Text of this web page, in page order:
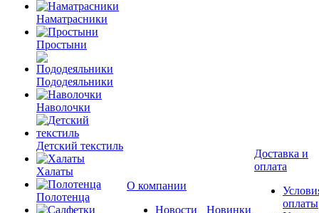
Наматрасники
Простыни
Пододеяльники
Наволочки
Детский текстиль
Халаты
Полотенца
О компании
Новости
Новинки
Доставка и
оплата
оплаты